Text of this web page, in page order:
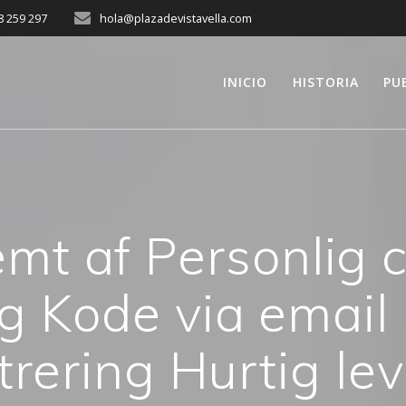
259 297 hola@plazadevistavella.com
INICIO HISTORIA
af Personlig
Kode via
Hurtig